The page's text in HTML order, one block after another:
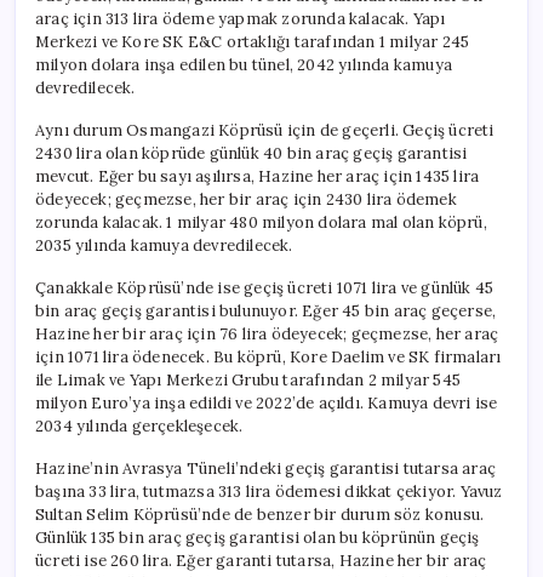
araç için 313 lira ödeme yapmak zorunda kalacak. Yapı
Merkezi ve Kore SK E&C ortaklığı tarafından 1 milyar 245
milyon dolara inşa edilen bu tünel, 2042 yılında kamuya
devredilecek.
Aynı durum Osmangazi Köprüsü için de geçerli. Geçiş ücreti
2430 lira olan köprüde günlük 40 bin araç geçiş garantisi
mevcut. Eğer bu sayı aşılırsa, Hazine her araç için 1435 lira
ödeyecek; geçmezse, her bir araç için 2430 lira ödemek
zorunda kalacak. 1 milyar 480 milyon dolara mal olan köprü,
2035 yılında kamuya devredilecek.
Çanakkale Köprüsü’nde ise geçiş ücreti 1071 lira ve günlük 45
bin araç geçiş garantisi bulunuyor. Eğer 45 bin araç geçerse,
Hazine her bir araç için 76 lira ödeyecek; geçmezse, her araç
için 1071 lira ödenecek. Bu köprü, Kore Daelim ve SK firmaları
ile Limak ve Yapı Merkezi Grubu tarafından 2 milyar 545
milyon Euro’ya inşa edildi ve 2022’de açıldı. Kamuya devri ise
2034 yılında gerçekleşecek.
Hazine’nin Avrasya Tüneli’ndeki geçiş garantisi tutarsa araç
başına 33 lira, tutmazsa 313 lira ödemesi dikkat çekiyor. Yavuz
Sultan Selim Köprüsü’nde de benzer bir durum söz konusu.
Günlük 135 bin araç geçiş garantisi olan bu köprünün geçiş
ücreti ise 260 lira. Eğer garanti tutarsa, Hazine her bir araç